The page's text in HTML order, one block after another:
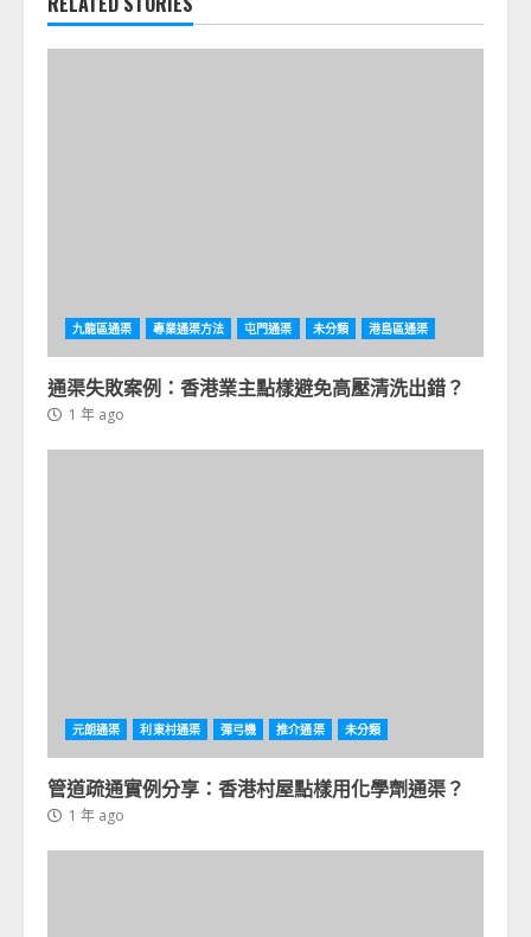
九龍區通渠 專業通渠方法 屯門通渠 未分類 港島區通渠
通渠失敗案例：香港業主點樣避免高壓清洗出錯？
1 年 ago
元朗通渠 利東村通渠 彈弓機 推介通渠 未分類
管道疏通實例分享：香港村屋點樣用化學劑通渠？
1 年 ago